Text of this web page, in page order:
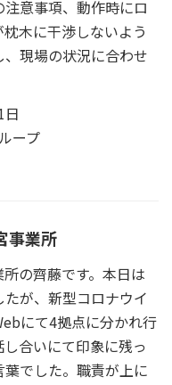
意事項、動作時にロ
木に干渉しないよう
現場の状況に合わせ
日
ープ
業所
の齊藤です。本日は
が、新型コロナウイ
にて4拠点に分かれ行
合いにて印象に残っ
でした。職責が上に